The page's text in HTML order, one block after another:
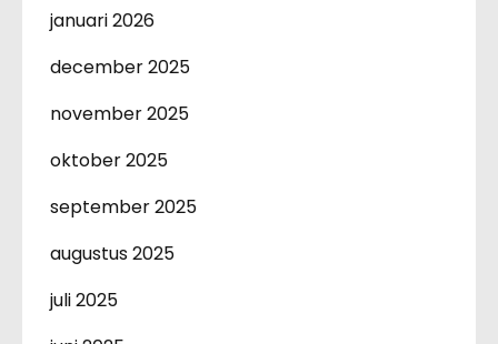
januari 2026
december 2025
november 2025
oktober 2025
september 2025
augustus 2025
juli 2025